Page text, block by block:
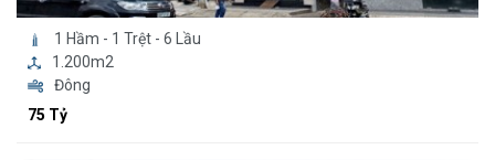
1 Hầm - 1 Trệt - 6 Lầu
1.200m2
Đông
75 Tỷ